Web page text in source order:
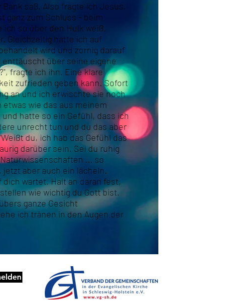
saß. Also fragte ich Jesus,
ganz zum Schluss - beim
so über den Hulk weiß,
Gleichzeitig hatte ich auf
wird und zornig darauf
enttäuscht über seine eigene
fragte ich ihn. Eine klare
zufrieden geben kann. Sofort
an und ich erwischte sie noch
wie das aus meinem
hatte so ein Gefühl, dass ich
unrecht tun und du das aber
du, ich hab das Gefühl das
darüber sein. Sei du ruhig
... so
aber auch ein lächeln.
wartet. Halt an daran fest,
wie wichtig du Gott bist.
ganze Gesicht
ich tränen in den Augen der